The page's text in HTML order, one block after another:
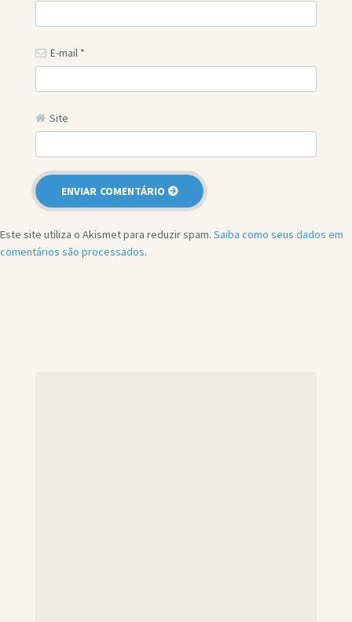
E-mail *
Site
Este site utiliza o Akismet para reduzir spam. Saiba como seus dados em
comentários são processados.